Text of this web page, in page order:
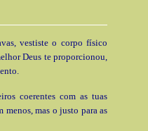
vestiste o corpo físico
Deus te proporcionou,
coerentes com as tuas
menos, mas o justo para as